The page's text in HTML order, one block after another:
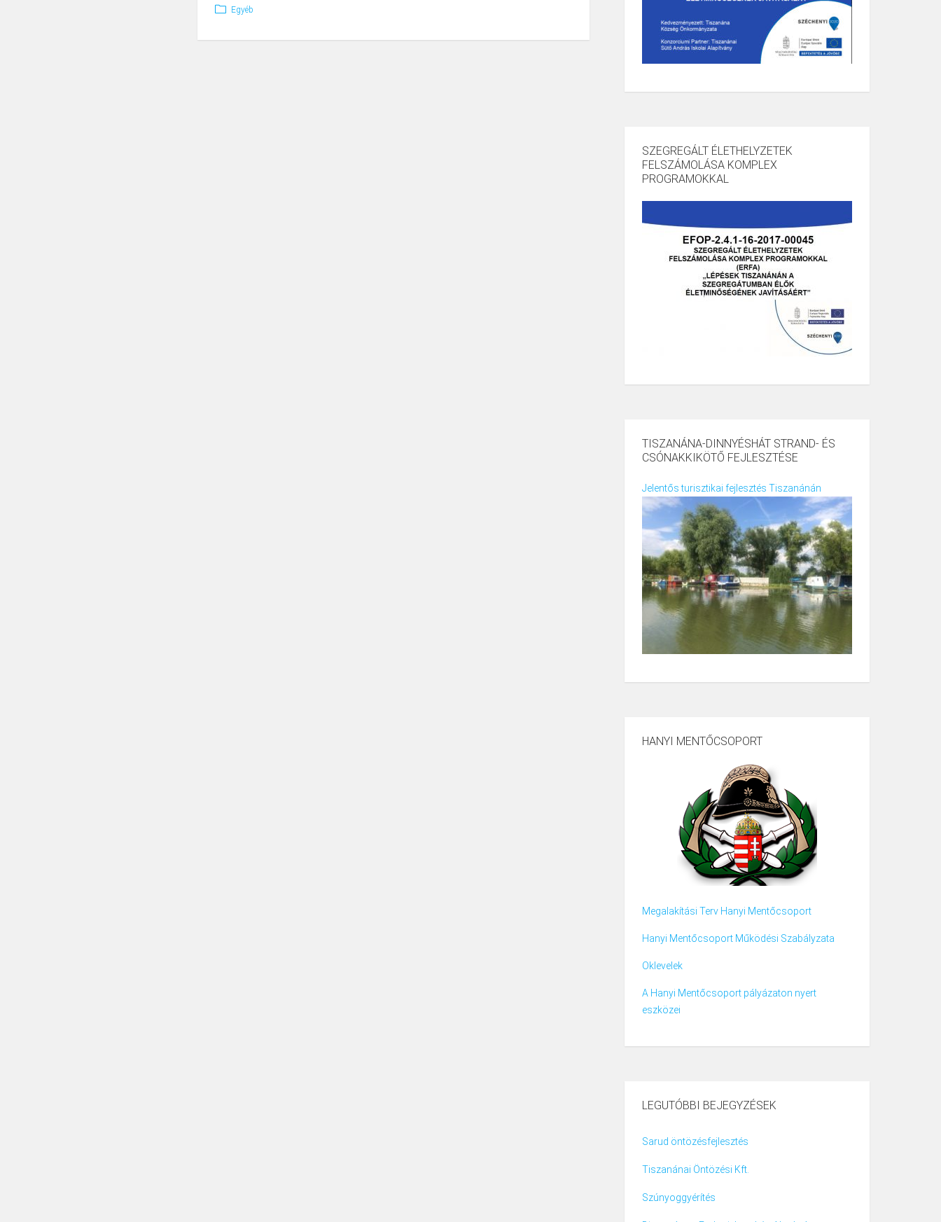
Egyéb
SZEGREGÁLT ÉLETHELYZETEK
FELSZÁMOLÁSA KOMPLEX
PROGRAMOKKAL
TISZANÁNA-DINNYÉSHÁT STRAND- ÉS
CSÓNAKKIKÖTŐ FEJLESZTÉSE
Jelentős turisztikai fejlesztés Tiszanánán
HANYI MENTŐCSOPORT
Megalakítási Terv Hanyi Mentőcsoport
Hanyi Mentőcsoport Működési Szabályzata
Oklevelek
A Hanyi Mentőcsoport pályázaton nyert
eszközei
LEGUTÓBBI BEJEGYZÉSEK
Sarud öntözésfejlesztés
Tiszanánai Öntözési Kft.
Szúnyoggyérítés